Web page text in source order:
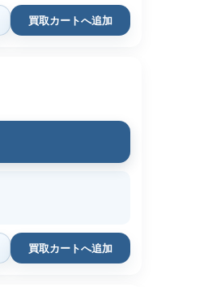
買取カートへ追加
買取カートへ追加